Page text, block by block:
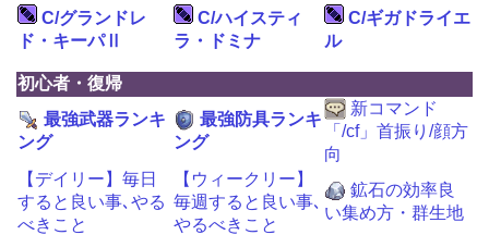
C/グランドレ
ド・キーパⅡ
C/ハイスティ
ラ・ドミナ
C/ギガドライエ
ル
初心者・復帰
最強武器ランキ
ング
最強防具ランキ
ング
新コマンド
「/cf」首振り/顔方
向
【デイリー】毎日
すると良い事､やる
べきこと
【ウィークリー】
毎週すると良い事､
やるべきこと
鉱石の効率良
い集め方・群生地